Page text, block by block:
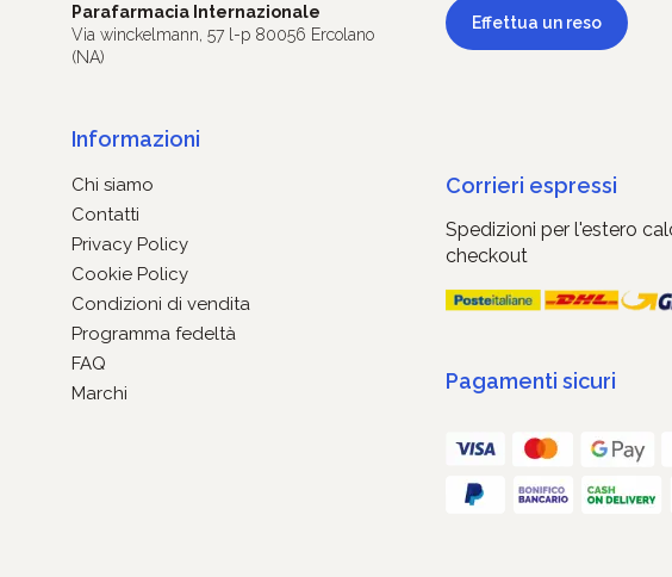
Parafarmacia Internazionale
Via winckelmann, 57 l-p 80056 Ercolano
(NA)
Informazioni
Chi siamo
Contatti
Privacy Policy
Cookie Policy
Condizioni di vendita
Programma fedeltà
FAQ
Marchi
Effettua un reso
Corrieri espressi
Spedizioni per l'estero
checkout
Pagamenti sicuri